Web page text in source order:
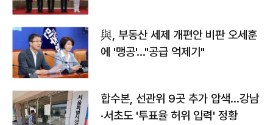
與, 부동산 세제 개편안 비판 오세훈
에 '맹공'…"공급 억제기"
합수본, 선관위 9곳 추가 압색…강남
·서초도 '투표율 허위 입력' 정황